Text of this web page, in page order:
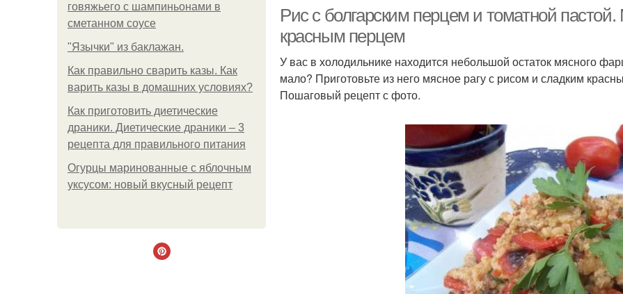
говяжьего с шампиньонами в
сметанном соусе
"Язычки" из баклажан.
Как правильно сварить казы. Как
варить казы в домашних условиях?
Как приготовить диетические
драники. Диетические драники – 3
рецепта для правильного питания
Огурцы маринованные с яблочным
уксусом: новый вкусный рецепт
Рис с болгарским перцем и томатной
красным перцем
У вас в холодильнике находится небольшой остаток мясного
мало? Приготовьте из него мясное рагу с рисом и сладким
Пошаговый рецепт с фото.